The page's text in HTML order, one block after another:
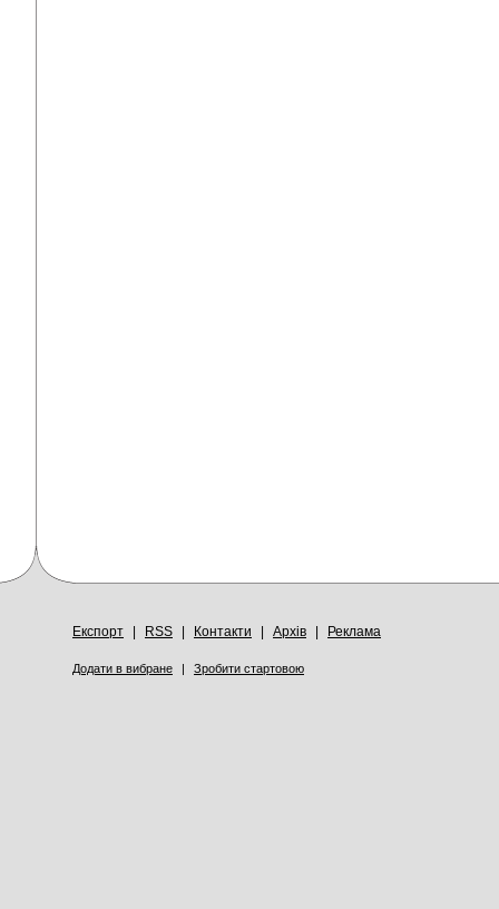
Експорт RSS Контакти Архів Реклама
Додати в вибране | Зробити стартовою